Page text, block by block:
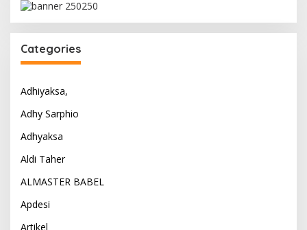
Categories
Adhiyaksa,
Adhy Sarphio
Adhyaksa
Aldi Taher
ALMASTER BABEL
Apdesi
Artikel